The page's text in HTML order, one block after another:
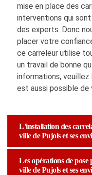
mise en place des
interventions qui
des experts. Donc
placer votre
ce carreleur utilise
un travail de bonne
informations, veuillez
est aussi possible
L'installation des
ville de Pujols et ses
Les opérations de pose
ville de Pujols et ses